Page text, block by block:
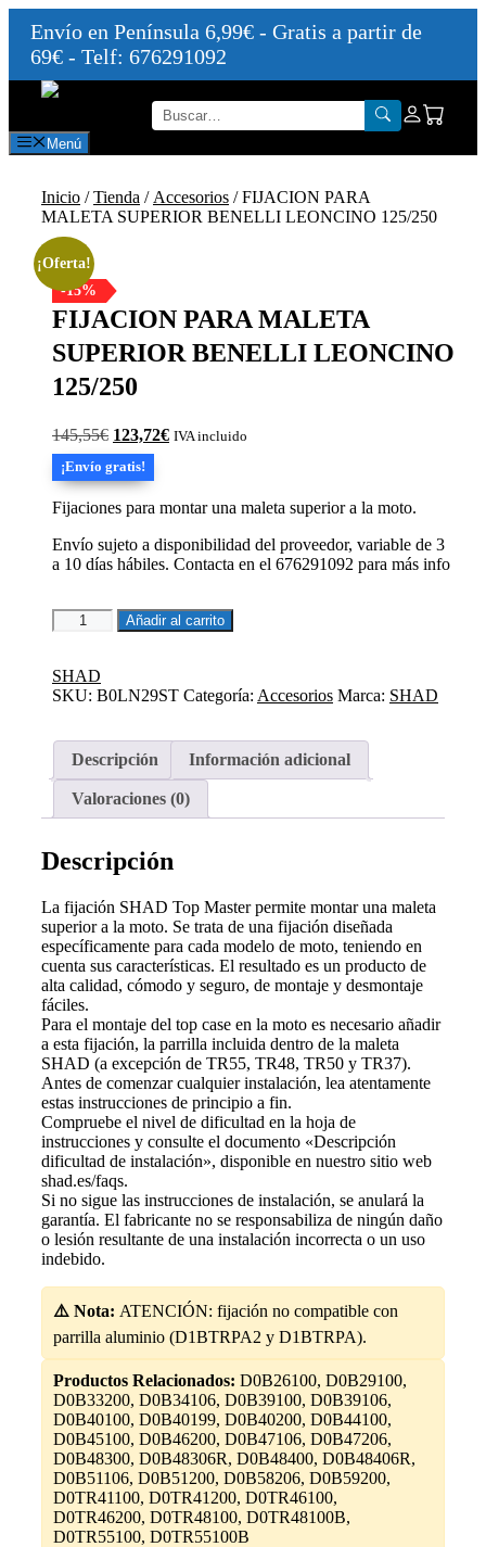
Envío en Península 6,99€ - Gratis a partir de
69€ - Telf: 676291092
Saltar
contenido
Menú
Inicio /Tienda / Accesorios / FIJACION PARA
MALETA SUPERIOR BENELLI LEONCINO 125/250
¡Oferta!
-15%
FIJACION PARA MALETA
SUPERIOR BENELLI LEONCINO
125/250
145,55€ El
precio
original
era:
145,55€.
123,72€El
123,72€.
IVA incluido
¡Envío gratis!
Fijaciones para montar una maleta superior a la moto.
Envío sujeto a disponibilidad del proveedor, variable de 3
a 10 días hábiles. Contacta en el 676291092 para más info
FIJACION
PARA
SUPERIOR
BENELLI
cantidad
Añadir al carrito
SHAD
SKU: B0LN29ST Categoría: Accesorios Marca: SHAD
Descripción Información adicional
Valoraciones (0)
Descripción
La fijación SHAD Top Master permite montar una maleta
superior a la moto. Se trata de una fijación diseñada
específicamente para cada modelo de moto, teniendo en
cuenta sus características. El resultado es un producto de
alta calidad, cómodo y seguro, de montaje y desmontaje
fáciles.
Para el montaje del top case en la moto es necesario añadir
a esta fijación, la parrilla incluida dentro de la maleta
SHAD (a excepción de TR55, TR48, TR50 y TR37).
Antes de comenzar cualquier instalación, lea atentamente
estas instrucciones de principio a fin.
Compruebe el nivel de dificultad en la hoja de
instrucciones y consulte el documento «Descripción
dificultad de instalación», disponible en nuestro sitio web
shad.es/faqs.
Si no sigue las instrucciones de instalación, se anulará la
garantía. El fabricante no se responsabiliza de ningún daño
o lesión resultante de una instalación incorrecta o un uso
indebido.
⚠️ Nota: ATENCIÓN: fijación no compatible con
parrilla aluminio (D1BTRPA2 y D1BTRPA).
Productos Relacionados: D0B26100, D0B29100,
D0B33200, D0B34106, D0B39100, D0B39106,
D0B40100, D0B40199, D0B40200, D0B44100,
D0B45100, D0B46200, D0B47106, D0B47206,
D0B48300, D0B48306R, D0B48400, D0B48406R,
D0B51106, D0B51200, D0B58206, D0B59200,
D0TR41100, D0TR41200, D0TR46100,
D0TR46200, D0TR48100, D0TR48100B,
D0TR55100, D0TR55100B